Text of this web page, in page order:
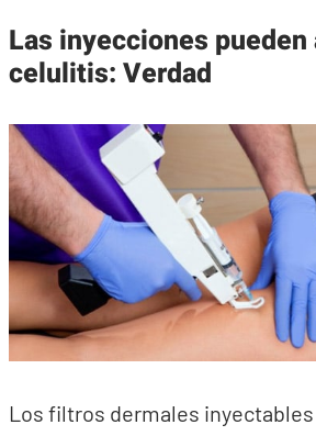
Las inyecciones
celulitis: Verdad
Los filtros dermales